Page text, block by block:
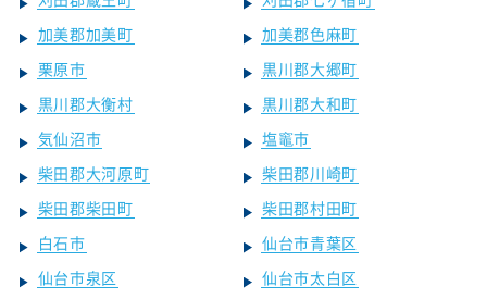
加美郡加美町
加美郡色麻町
栗原市
黒川郡大郷町
黒川郡大衡村
黒川郡大和町
気仙沼市
塩竈市
柴田郡大河原町
柴田郡川崎町
柴田郡柴田町
柴田郡村田町
白石市
仙台市青葉区
仙台市泉区
仙台市太白区